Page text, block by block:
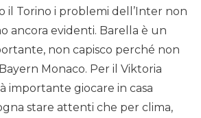
il Torino i problemi dell’Inter non
ancora evidenti. Barella è un
non capisco perché non
Monaco. Per il Viktoria
importante giocare in casa
stare attenti che per clima,